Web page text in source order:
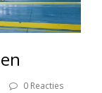
0 Reacties